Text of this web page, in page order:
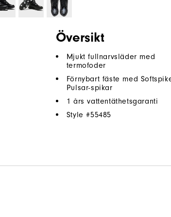
Översikt
Mjukt fullnarvsläder med
termofoder
Förnybart fäste med
Pulsar-spikar
1 års vattentäthetsgaranti
Style #55485